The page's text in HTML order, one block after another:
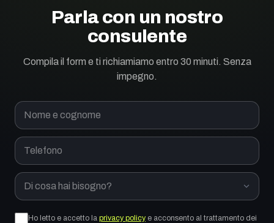
Parla con un nostro
consulente
Compila il form e ti richiamiamo entro 30 minuti. Senza
impegno.
Nome e cognome
Telefono
Di cosa hai bisogno?
Ho letto e accetto la privacy policy e acconsento al trattamento dei